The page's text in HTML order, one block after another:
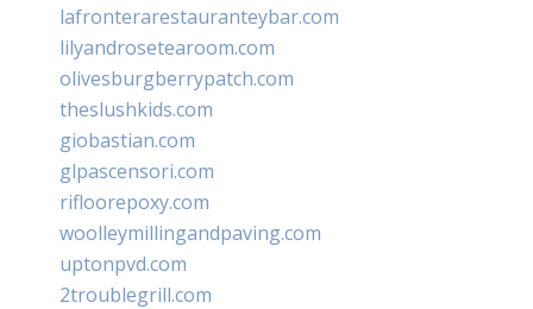
lafronterarestauranteybar.com
lilyandrosetearoom.com
olivesburgberrypatch.com
theslushkids.com
giobastian.com
glpascensori.com
rifloorepoxy.com
woolleymillingandpaving.com
uptonpvd.com
2troublegrill.com